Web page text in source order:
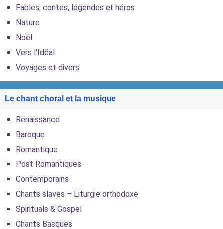
Fables, contes, légendes et héros
Nature
Noël
Vers l’Idéal
Voyages et divers
Le chant choral et la musique
Renaissance
Baroque
Romantique
Post Romantiques
Contemporains
Chants slaves – Liturgie orthodoxe
Spirituals & Gospel
Chants Basques